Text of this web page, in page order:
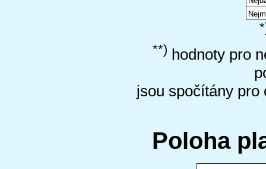
**) hodnoty pro
jsou spočítány pro
Poloha